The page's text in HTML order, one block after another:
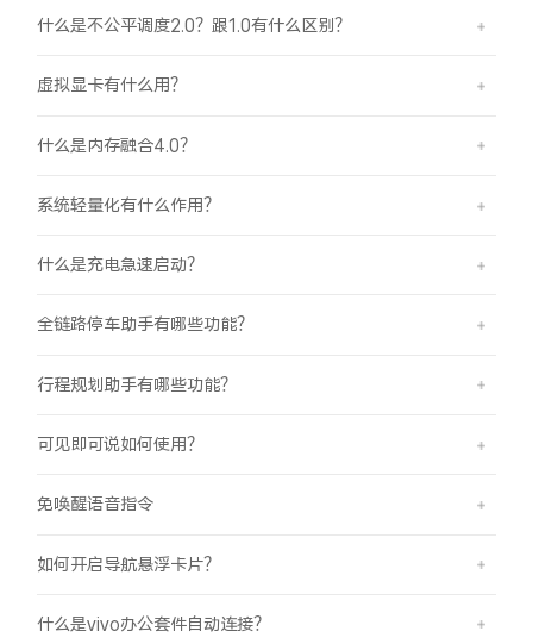
什么是不公平调度2.0？跟1.0有什么区别？
虚拟显卡有什么用？
什么是内存融合4.0？
系统轻量化有什么作用？
什么是充电急速启动？
全链路停车助手有哪些功能？
行程规划助手有哪些功能？
可见即可说如何使用？
免唤醒语音指令
如何开启导航悬浮卡片？
什么是vivo办公套件自动连接？